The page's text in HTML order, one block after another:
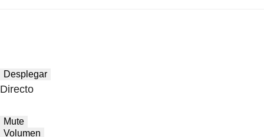
Desplegar
Directo
Mute
Volumen